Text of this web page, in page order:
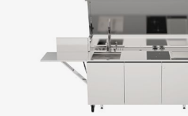
Provincia (solo per Italia)